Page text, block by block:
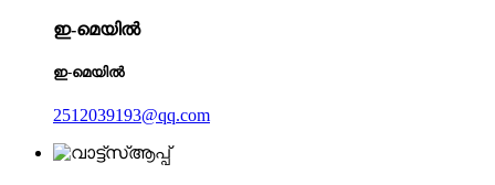
ഇ-മെയിൽ
ഇ-മെയിൽ
2512039193@qq.com